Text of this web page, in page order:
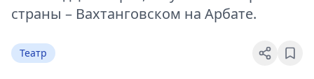
страны – Вахтанговском на Арбате.
Театр